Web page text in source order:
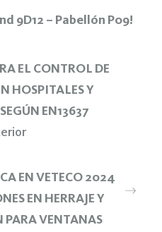
9D12 – Pabellón P09!
EL CONTROL DE
HOSPITALES Y
EN13637
EN VETECO 2024
EN HERRAJE Y
VENTANAS